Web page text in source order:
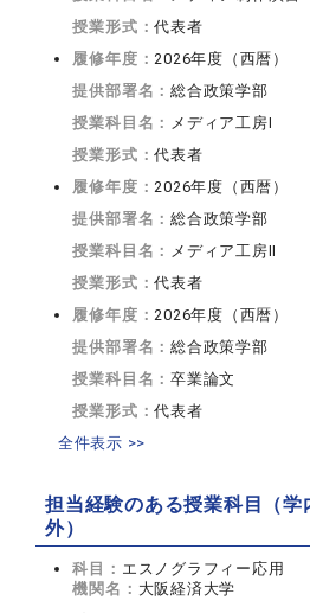
授業形式：代表者
履修年度：2026年度（西暦）
提供部署名：総合政策学部
授業科目名： メディア工房I
授業形式：代表者
履修年度：2026年度（西暦）
提供部署名：総合政策学部
授業科目名： メディア工房II
授業形式：代表者
履修年度：2026年度（西暦）
提供部署名：総合政策学部
授業科目名：卒業論文
授業形式：代表者
全件表示 >>
担当経験のある授業科目（学
外）
科目： エスノグラフィー応用
機関名： 大阪経済大学